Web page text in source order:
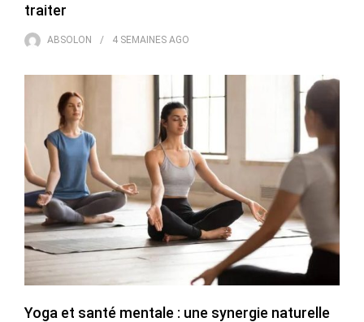
traiter
ABSOLON 4 SEMAINES AGO
Yoga et santé mentale : une synergie naturelle